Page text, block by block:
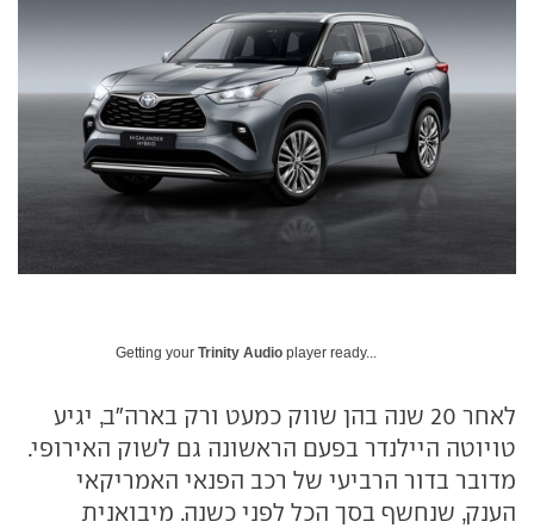
Getting your Trinity Audio player ready...
לאחר 20 שנה בהן שווק כמעט ורק בארה"ב, יגיע
טויוטה היילנדר בפעם הראשונה גם לשוק האירופי.
מדובר בדור הרביעי של רכב הפנאי האמריקאי
הענק, שנחשף בסך הכל לפני כשנה. מיבואנית